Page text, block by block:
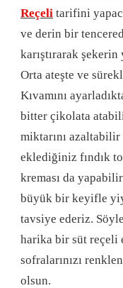
Reçeli tarifini
ve derin bir
karıştırarak
Orta ateşte ve
Kıvamını
bitter çikolata
miktarını
eklediğiniz fındık
kreması da
büyük bir keyifle
tavsiye ederiz.
harika bir süt reçeli
sofralarınızı
olsun.